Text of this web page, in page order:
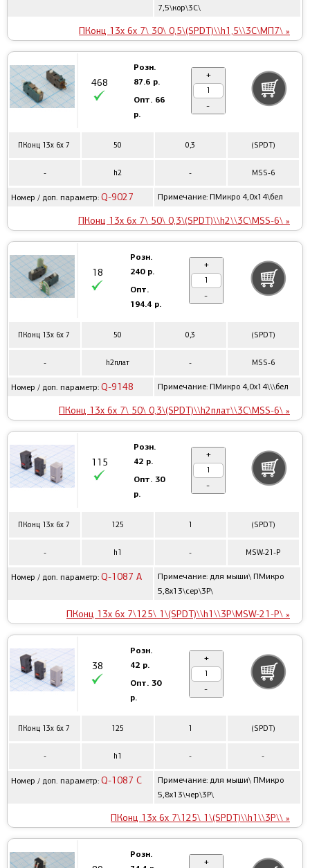
7,5\кор\3C\
ПКонц 13x 6x 7\ 30\ 0,5\(SPDT)\\h1,5\\3C\МП7\ »
ПКонц 13x 6x 7 50 0,3 (SPDT)
- h2 - MSS-6
Номер / доп. параметр: Q-9027 Примечание: ПМикро 4,0x14\бел
ПКонц 13x 6x 7\ 50\ 0,3\(SPDT)\\h2\\3C\MSS-6\ »
468
Розн.
87.6 р.
Опт. 66
р.
+
-
ПКонц 13x 6x 7 50 0,3 (SPDT)
- h2плат - MSS-6
Номер / доп. параметр: Q-9148 Примечание: ПМикро 4,0x14\\\бел
ПКонц 13x 6x 7\ 50\ 0,3\(SPDT)\\h2плат\\3C\MSS-6\ »
18
Розн.
240 р.
Опт.
194.4 р.
+
-
ПКонц 13x 6x 7 125 1 (SPDT)
- h1 - MSW-21-P
Номер / доп. параметр: Q-1087 A
Примечание: для мыши\ ПМикро
5,8x13\сер\3P\
ПКонц 13x 6x 7\125\ 1\(SPDT)\\h1\\3P\MSW-21-P\ »
115
Розн.
42 р.
Опт. 30
р.
+
-
ПКонц 13x 6x 7 125 1 (SPDT)
- h1 - -
Номер / доп. параметр: Q-1087 C
Примечание: для мыши\ ПМикро
5,8x13\чер\3P\
ПКонц 13x 6x 7\125\ 1\(SPDT)\\h1\\3P\\ »
38
Розн.
42 р.
Опт.30
р.
+
-
Розн.
+